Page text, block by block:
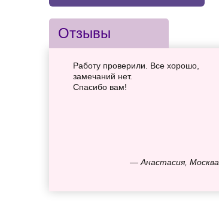
Отзывы
— Анастасия, Москва
Работу проверили. Все хорошо,
замечаний нет.
Спасибо вам!